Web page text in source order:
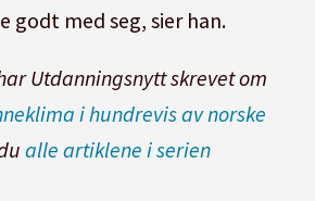
godt med seg, sier han.
Utdanningsnytt skrevet om
i hundrevis av norske
alle artiklene i serien